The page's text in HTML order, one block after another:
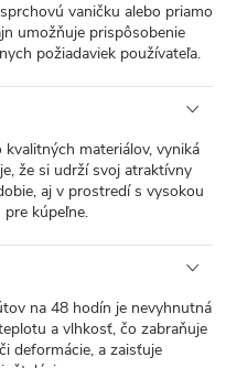
vaničku alebo priamo
umožňuje prispôsobenie
požiadaviek používateľa.
materiálov, vyniká
že si udrží svoj atraktívny
aj v prostredí s vysokou
kúpeľne.
na 48 hodín je nevyhnutná
a vlhkosť, čo zabraňuje
deformácie, a zaisťuje